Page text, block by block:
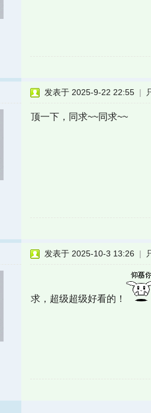
发表于 2025-9-22 22:55 |
顶一下，同求~~同求~~
发表于 2025-10-3 13:26 |
求，超级超级好看的！